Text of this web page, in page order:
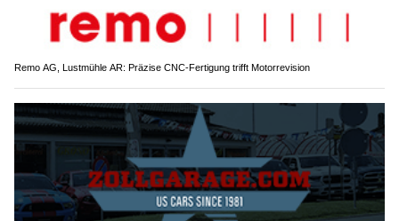
Remo AG, Lustmühle AR: Präzise CNC-Fertigung trifft Motorrevision